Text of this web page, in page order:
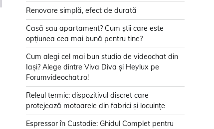
Renovare simplă, efect de durată
Casă sau apartament? Cum știi care este
opțiunea cea mai bună pentru tine?
Cum alegi cel mai bun studio de videochat din
Iași? Alege dintre Viva Diva și Heylux pe
Forumvideochat.ro!
Releul termic: dispozitivul discret care
protejează motoarele din fabrici și locuințe
Espressor în Custodie: Ghidul Complet pentru